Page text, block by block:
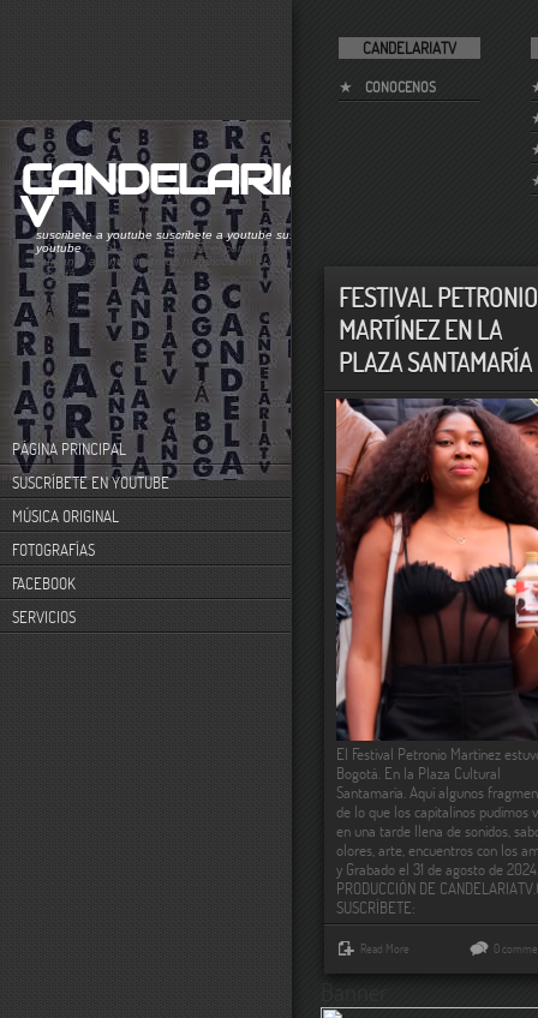
CANDELARIATV
CONOCENOS
CANDELARIAT
Vsuscribete a youtube suscribete a youtube suscribete a
youtubecanal de videos sobre el comportamiento
humano. acontecimientos históricos en el centro de
bogotá
PÁGINA PRINCIPAL
SUSCRÍBETE EN YOUTUBE
MÚSICA ORIGINAL
FOTOGRAFÍAS
FACEBOOK
SERVICIOS
FESTIVAL PETRONIO
MARTÍNEZ EN LA
PLAZA SANTAMARÍA
El Festival Petronio Martínez
Bogotá. En la Plaza Cultural
Santamaría. Aquí algunos
de lo que los capitalinos pudimos
en una tarde llena de sonidos,
olores, arte, encuentros con los
y Grabado el 31 de agosto de
PRODUCCIÓN DE
SUSCRÍBETE:
Read More 0
Banner